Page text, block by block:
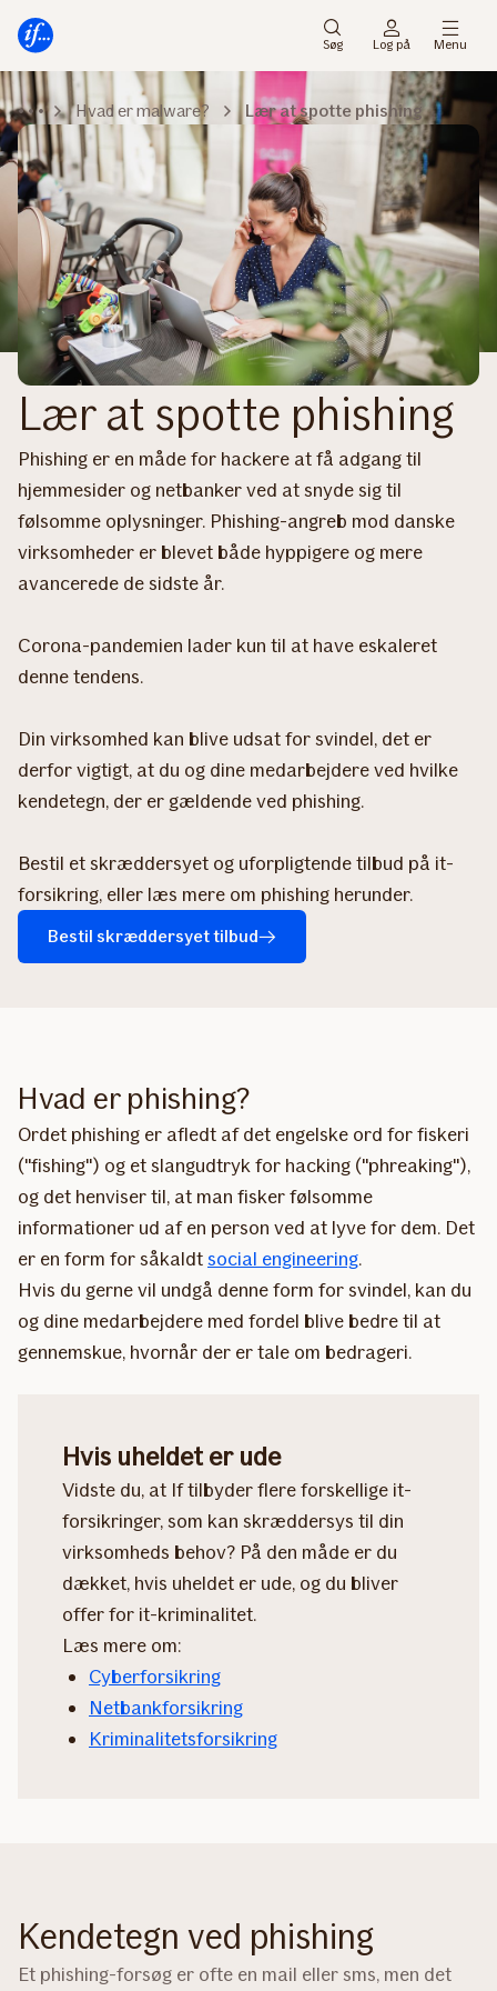
Søg Log på Menu
Hvad er malware? Lær at spotte phishing
Lær at spotte phishing
Phishing er en måde for hackere at få adgang til
hjemmesider og netbanker ved at snyde sig til
følsomme oplysninger. Phishing-angreb mod danske
virksomheder er blevet både hyppigere og mere
avancerede de sidste år.
Corona-pandemien lader kun til at have eskaleret
denne tendens.
Din virksomhed kan blive udsat for svindel, det er
derfor vigtigt, at du og dine medarbejdere ved hvilke
kendetegn, der er gældende ved phishing. ​​​​​​​​​​​​
Bestil et skræddersyet og uforpligtende tilbud på it-
forsikring, eller læs mere om phishing herunder.
Bestil skræddersyet tilbud
Hvad er phishing?
Ordet phishing er afledt af det engelske ord for fiskeri
("fishing") og et slangudtryk for hacking ("phreaking"),
og det henviser til, at man fisker følsomme
informationer ud af en person ved at lyve for dem. Det
er en form for såkaldtsocial engineering.
Hvis du gerne vil undgå denne form for svindel, kan du
og dine medarbejdere med fordel blive bedre til at
gennemskue, hvornår der er tale om bedrageri.
Hvis uheldet er ude
Vidste du, at If tilbyder flere forskellige it-
forsikringer, som kan skræddersys til din
virksomheds behov? På den måde er du
dækket, hvis uheldet er ude, og du bliver
offer for it-kriminalitet.
Læs mere om:
Cyberforsikring
Netbankforsikring
Kriminalitetsforsikring
Kendetegn ved phishing
Et phishing-forsøg er ofte en mail eller sms, men det